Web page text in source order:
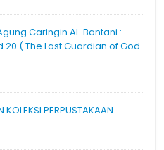
Caringin Al-Bantani :
20 ( The Last Guardian of God
KOLEKSI PERPUSTAKAAN